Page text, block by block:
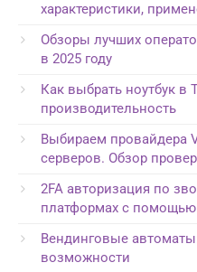
характеристики,
Обзоры лучших
в 2025 году
Как выбрать ноутбук в
производительность
Выбираем провайдера
серверов. Обзор
2FA авторизация по
платформах с помощью
Вендинговые
возможности